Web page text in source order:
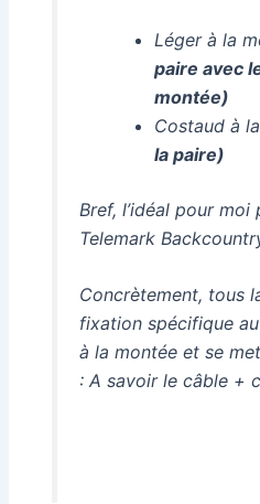
Léger à la
paire avec
montée)
Costaud à
la paire)
Bref, l’idéal pour
Telemark
Concrètement, tous
fixation spécifique au
à la montée et se
: A savoir le câble +